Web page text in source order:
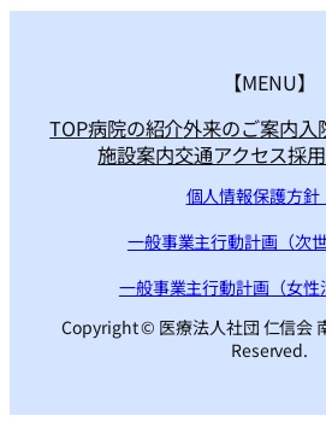
【MENU】
TOP病院の紹介外来のご案内入
施設案内交通アクセス採
個人情報保護方
一般事業主行動計画（
一般事業主行動計画（女
Copyright © 医療法人社団 仁信会
Reserved.